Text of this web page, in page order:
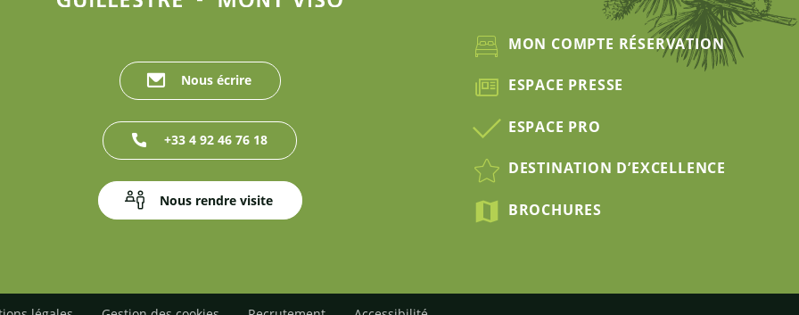
Nous écrire
+33 4 92 46 76 18
Nous rendre visite
MON COMPTE RÉSERVATION
ESPACE PRESSE
ESPACE PRO
DESTINATION D’EXCELLENCE
BROCHURES